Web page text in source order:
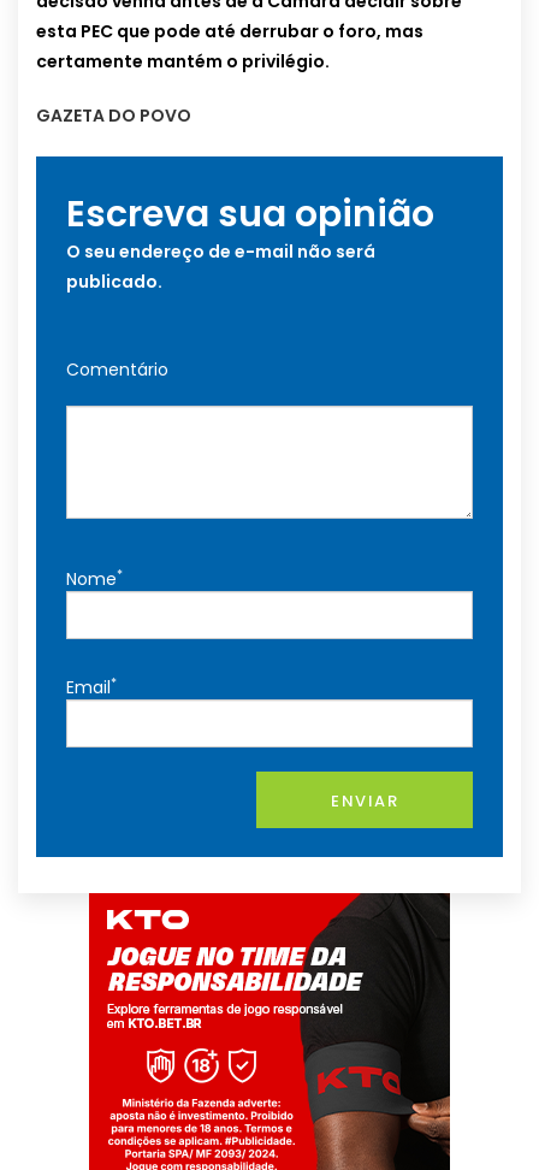
esta PEC que pode até derrubar o foro, mas
certamente mantém o privilégio.
GAZETA DO POVO
Escreva sua opinião
O seu endereço de e-mail não será
publicado.
Comentário
Nome*
Email*
ENVIAR